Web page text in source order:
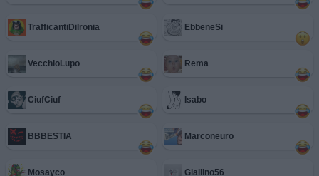
TrafficantiDiIronia EbbeneSi
VecchioLupo Rema
CiufCiuf Isabo
BBBESTIA Marconeuro
Mosayco Giallino56